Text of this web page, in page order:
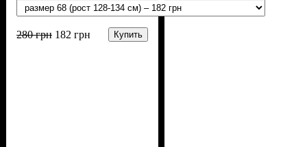
280грн 182 грн Купить